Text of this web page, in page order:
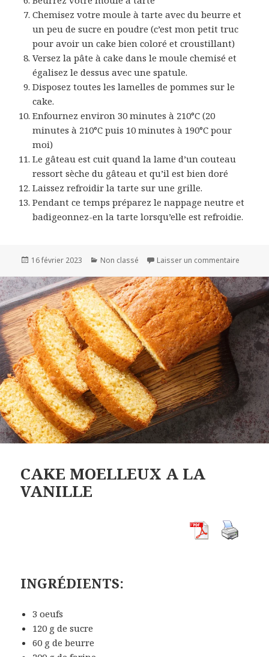
Chemisez votre moule à tarte avec du beurre et
un peu de sucre en poudre (c’est mon petit truc
pour avoir un cake bien coloré et croustillant)
Versez la pâte à cake dans le moule chemisé et
égalisez le dessus avec une spatule.
Disposez toutes les lamelles de pommes sur le
cake.
Enfournez environ 30 minutes à 210°C (20
minutes à 210°C puis 10 minutes à 190°C pour
moi)
Le gâteau est cuit quand la lame d’un couteau
ressort sèche du gâteau et qu’il est bien doré
Laissez refroidir la tarte sur une grille.
Pendant ce temps préparez le nappage neutre et
badigeonnez-en la tarte lorsqu’elle est refroidie.
Publié
16 février 2023 Catégories
Non classé Laisser un commentaire
CAKE MOELLEUX A LA
VANILLE
INGRÉDIENTS:
3 oeufs
120 g de sucre
60 g de beurre